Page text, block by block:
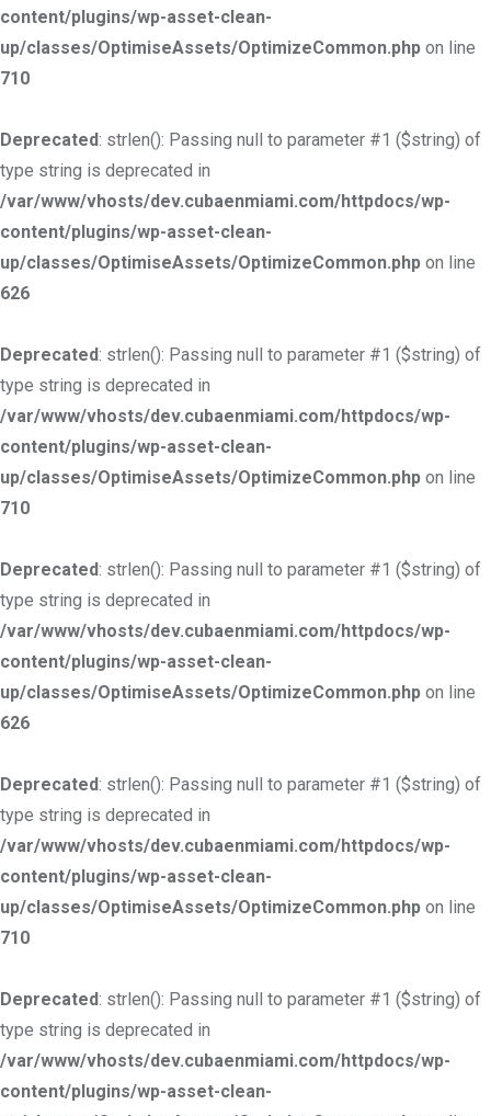
content/plugins/wp-asset-clean-
up/classes/OptimiseAssets/OptimizeCommon.php on line
710
Deprecated: strlen(): Passing null to parameter #1 ($string) of
type string is deprecated in
/var/www/vhosts/dev.cubaenmiami.com/httpdocs/wp-
content/plugins/wp-asset-clean-
up/classes/OptimiseAssets/OptimizeCommon.php on line
626
Deprecated: strlen(): Passing null to parameter #1 ($string) of
type string is deprecated in
/var/www/vhosts/dev.cubaenmiami.com/httpdocs/wp-
content/plugins/wp-asset-clean-
up/classes/OptimiseAssets/OptimizeCommon.php on line
710
Deprecated: strlen(): Passing null to parameter #1 ($string) of
type string is deprecated in
/var/www/vhosts/dev.cubaenmiami.com/httpdocs/wp-
content/plugins/wp-asset-clean-
up/classes/OptimiseAssets/OptimizeCommon.php on line
626
Deprecated: strlen(): Passing null to parameter #1 ($string) of
type string is deprecated in
/var/www/vhosts/dev.cubaenmiami.com/httpdocs/wp-
content/plugins/wp-asset-clean-
up/classes/OptimiseAssets/OptimizeCommon.php on line
710
Deprecated: strlen(): Passing null to parameter #1 ($string) of
type string is deprecated in
/var/www/vhosts/dev.cubaenmiami.com/httpdocs/wp-
content/plugins/wp-asset-clean-